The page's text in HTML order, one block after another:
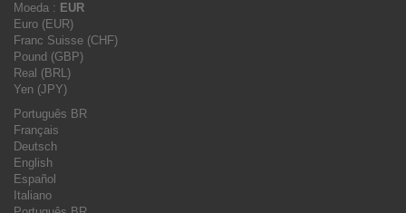
Moeda : EUR
Euro (EUR)
Franc Suisse (CHF)
Pound (GBP)
Real (BRL)
Yen (JPY)
Português BR
Français
Deutsch
English
Español
Italiano